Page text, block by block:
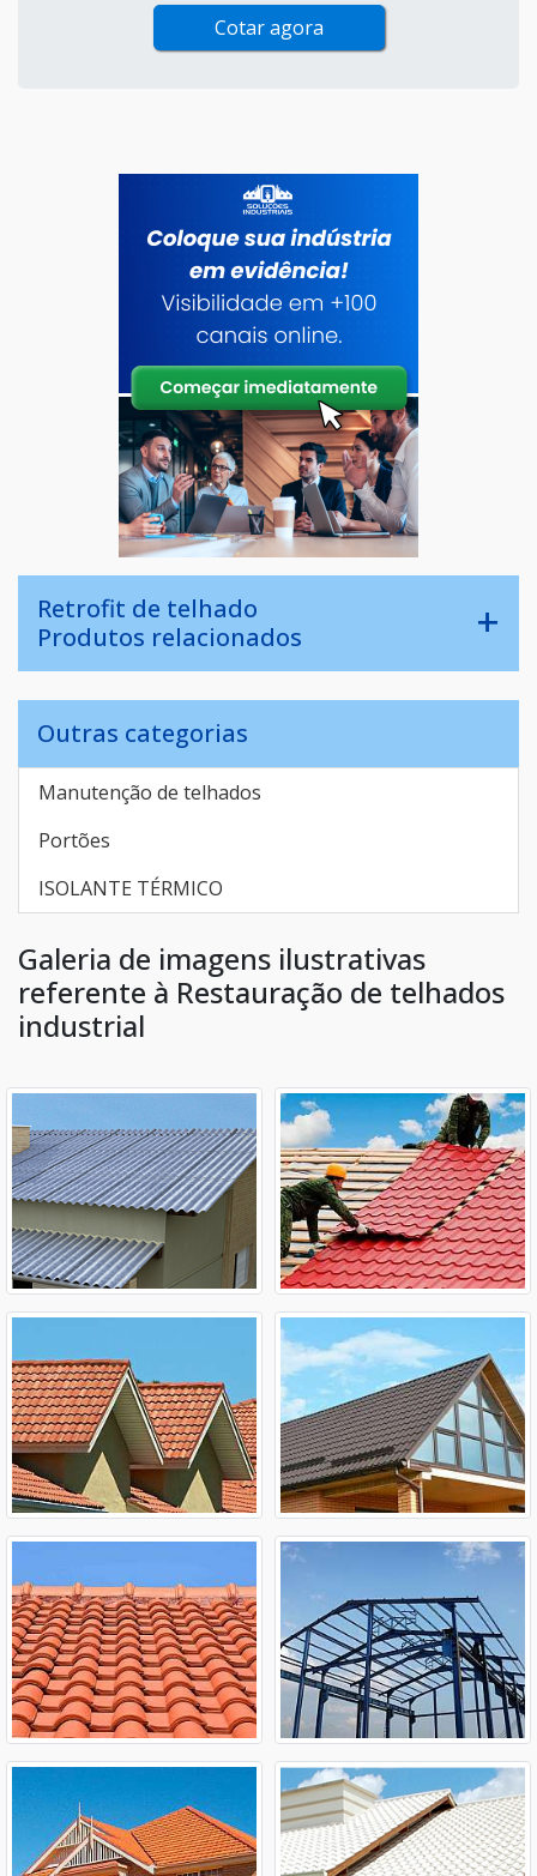
Cotar agora
Retrofit de telhado
Produtos relacionados
Outras categorias
Manutenção de telhados
Portões
ISOLANTE TÉRMICO
Galeria de imagens ilustrativas
referente à Restauração de telhados
industrial